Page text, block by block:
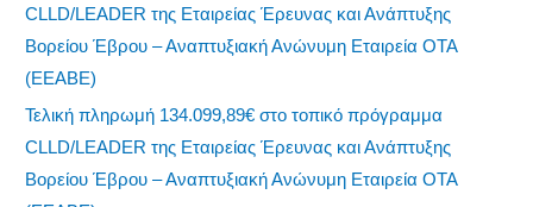
CLLD/LEADER της Εταιρείας Έρευνας και Ανάπτυξης
Βορείου Έβρου – Αναπτυξιακή Ανώνυμη Εταιρεία ΟΤΑ
(ΕΕΑΒΕ)
Τελική πληρωμή 134.099,89€ στο τοπικό πρόγραμμα
CLLD/LEADER της Εταιρείας Έρευνας και Ανάπτυξης
Βορείου Έβρου – Αναπτυξιακή Ανώνυμη Εταιρεία ΟΤΑ